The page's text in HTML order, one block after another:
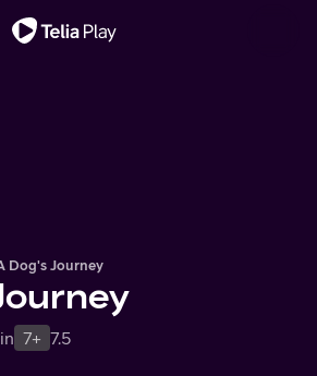
Dog's Journey
7+ 7.5